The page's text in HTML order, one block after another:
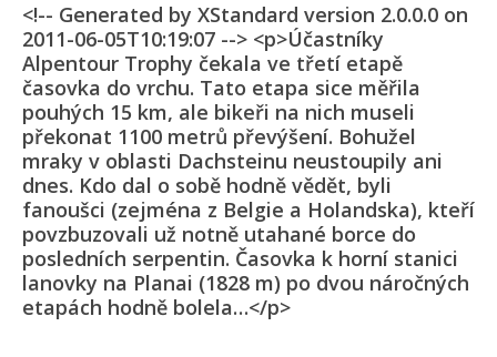
<!-- Generated by XStandard version 2.0.0.0 on
2011-06-05T10:19:07 --> <p>Účastníky
Alpentour Trophy čekala ve třetí etapě
časovka do vrchu. Tato etapa sice měřila
pouhých 15 km, ale bikeři na nich museli
překonat 1100 metrů převýšení. Bohužel
mraky v oblasti Dachsteinu neustoupily ani
dnes. Kdo dal o sobě hodně vědět, byli
fanoušci (zejména z Belgie a Holandska), kteří
povzbuzovali už notně utahané borce do
posledních serpentin. Časovka k horní stanici
lanovky na Planai (1828 m) po dvou náročných
etapách hodně bolela…</p>